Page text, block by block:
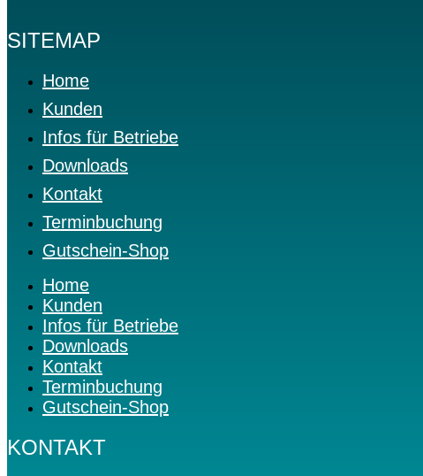
SITEMAP
Home
Kunden
Infos für Betriebe
Downloads
Kontakt
Terminbuchung
Gutschein-Shop
Home
Kunden
Infos für Betriebe
Downloads
Kontakt
Terminbuchung
Gutschein-Shop
KONTAKT